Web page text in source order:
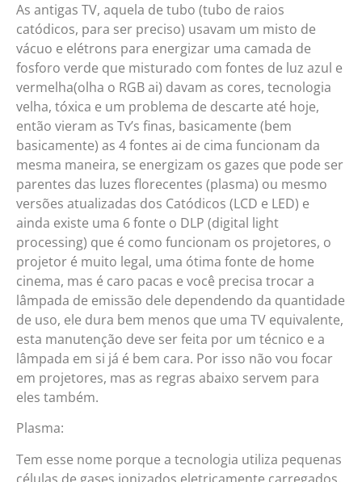
As antigas TV, aquela de tubo (tubo de raios
catódicos, para ser preciso) usavam um misto de
vácuo e elétrons para energizar uma camada de
fosforo verde que misturado com fontes de luz azul e
vermelha(olha o RGB ai) davam as cores, tecnologia
velha, tóxica e um problema de descarte até hoje,
então vieram as Tv’s finas, basicamente (bem
basicamente) as 4 fontes ai de cima funcionam da
mesma maneira, se energizam os gazes que pode ser
parentes das luzes florecentes (plasma) ou mesmo
versões atualizadas dos Catódicos (LCD e LED) e
ainda existe uma 6 fonte o DLP (digital light
processing) que é como funcionam os projetores, o
projetor é muito legal, uma ótima fonte de home
cinema, mas é caro pacas e você precisa trocar a
lâmpada de emissão dele dependendo da quantidade
de uso, ele dura bem menos que uma TV equivalente,
esta manutenção deve ser feita por um técnico e a
lâmpada em si já é bem cara. Por isso não vou focar
em projetores, mas as regras abaixo servem para
eles também.
Plasma:
Tem esse nome porque a tecnologia utiliza pequenas